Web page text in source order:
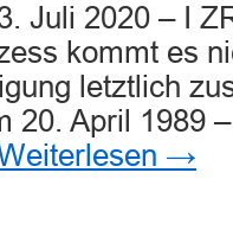
Juli 2020 – I
kommt es
letztlich
20. April 1989
→